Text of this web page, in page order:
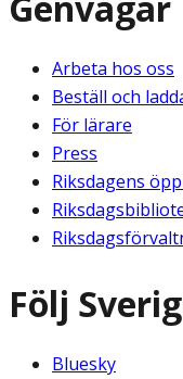
Arbeta hos oss
Beställ och
För lärare
Press
Riksdagens
Följ
Bluesky